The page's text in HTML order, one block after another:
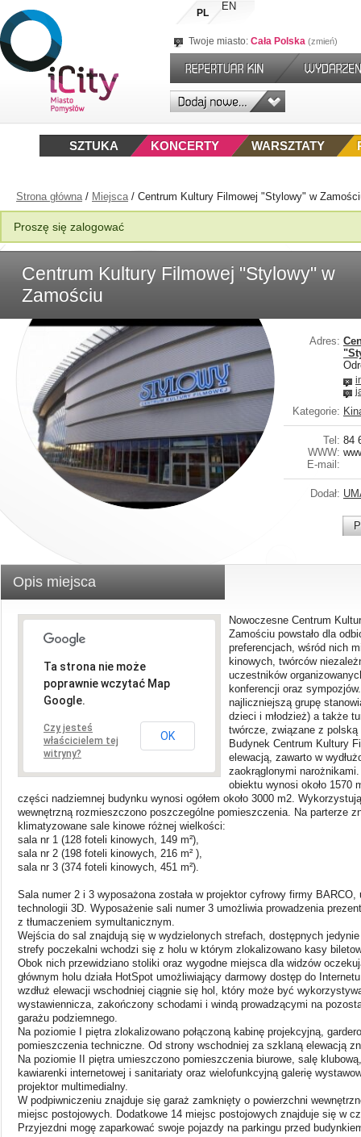
PL
EN
Twoje miasto: Cała Polska zmień
WARSZTATY
KONCERTY
SZTUKA
Strona główna/ Miejsca/ Centrum Kultury Filmowej "Stylowy" w
Proszę się zalogować
Centrum Kultury Filmowej "Stylowy" w
Zamościu
Adres:
Kategorie:
Tel: 84
WWW:
E-mail:
Dodał:
Opis miejsca
Ta strona nie może
poprawnie wczytać Map
Google.
Czy jesteś
właścicielem tej
witryny?
OK
Nowoczesne Centrum
Zamościu powstało dla
preferencjach, wśród nich
kinowych, twórców
uczestników
konferencji oraz
najliczniejszą grupę
dzieci i młodzież) a także
twórcze, związane z polską
Budynek Centrum Kultury
elewacją, zawarto w
zaokrąglonymi
obiektu wynosi około 1570
części nadziemnej budynku wynosi ogółem około 3000 m2.
wewnętrzną rozmieszczono poszczególne pomieszczenia. Na parterze
klimatyzowane sale kinowe różnej wielkości:
sala nr 1 (128 foteli kinowych, 149 m²),
sala nr 2 (198 foteli kinowych, 216 m² ),
sala nr 3 (374 foteli kinowych, 451 m²).
Sala numer 2 i 3 wyposażona została w projektor cyfrowy firmy
technologii 3D. Wyposażenie sali numer 3 umożliwia prowadzenia
z tłumaczeniem symultanicznym.
Wejścia do sal znajdują się w wydzielonych strefach, dostępnych
strefy poczekalni wchodzi się z holu w którym zlokalizowano kasy
Obok nich przewidziano stoliki oraz wygodne miejsca dla widzów
głównym holu działa HotSpot umożliwiający darmowy dostęp do
wzdłuż elewacji wschodniej ciągnie się hol, który może być
wystawiennicza, zakończony schodami i windą prowadzącymi na
garażu podziemnego.
Na poziomie I piętra zlokalizowano połączoną kabinę projekcyjną,
pomieszczenia techniczne. Od strony wschodniej za szklaną elewacją
Na poziomie II piętra umieszczono pomieszczenia biurowe, salę
kawiarenki internetowej i sanitariaty oraz wielofunkcyjną galerię
projektor multimedialny.
W podpiwniczeniu znajduje się garaż zamknięty o powierzchni
miejsc postojowych. Dodatkowe 14 miejsc postojowych znajduje się w
Przyjezdni mogę zaparkować swoje pojazdy na parkingu przed